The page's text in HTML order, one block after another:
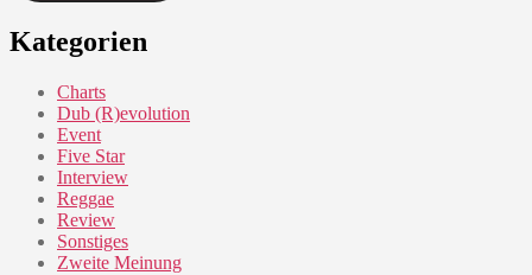
Kategorien
Charts
Dub (R)evolution
Event
Five Star
Interview
Reggae
Review
Sonstiges
Zweite Meinung